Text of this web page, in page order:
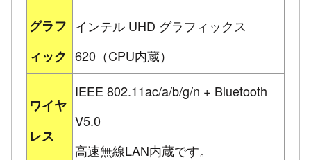
グラフ
ィック
インテル UHD グラフィックス
620（CPU内蔵）
ワイヤ
レス
IEEE 802.11ac/a/b/g/n + Bluetooth
V5.0
高速無線LAN内蔵です。